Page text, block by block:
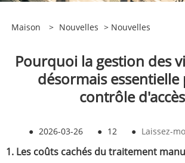
Maison > Nouvelles > Nouvelles
​Pourquoi la gestion des
désormais
contrôle
● 2026-03-26 ● 12 ● Laissez-
1. Les coûts cachés du traitement